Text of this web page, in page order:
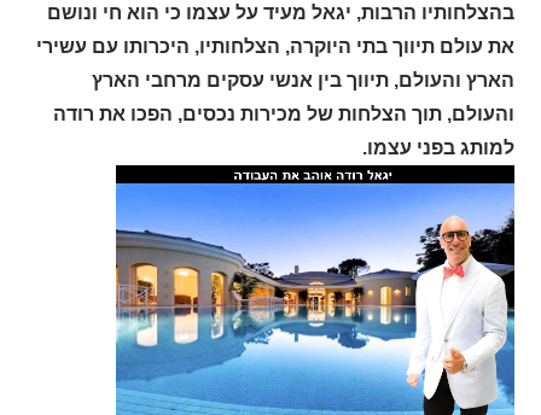
בהצלחותיו הרבות, יגאל מעיד על עצמו כי הוא חי ונושם
את עולם תיווך בתי היוקרה, הצלחותיו, היכרותו עם עשירי
הארץ והעולם, תיווך בין אנשי עסקים מרחבי הארץ
והעולם, תוך הצלחות של מכירות נכסים, הפכו את רודה
למותג בפני עצמו.